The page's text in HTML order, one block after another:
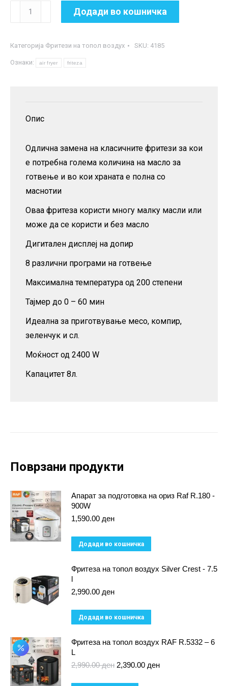
Фритеза
воздух
8л.
Додади во кошничка
Категорија Фритези на топол воздух SKU: 4185
Ознаки: air fryer friteza
Опис
Одлична замена на класичните фритези за кои
е потребна голема количина на масло за
готвење и во кои храната е полна со
маснотии
Оваа фритеза користи многу малку масли или
може да се користи и без масло
Дигитален дисплеј на допир
8 различни програми на готвење
Максимална температура од 200 степени
Тајмер до 0 – 60 мин
Идеална за приготвување месо, компир,
зеленчук и сл.
Моќност од 2400 W
Капацитет 8л.
Поврзани продукти
Апарат за подготовка на ориз Raf R.180 -
900W
1,590.00 ден
Додади во кошничка
Фритеза на топол воздух Silver Crest - 7.5
l
2,990.00 ден
Додади во кошничка
Фритеза на топол воздух RAF R.5332 – 6
L
2,990.00ден Original
2,390.00 денCurrent